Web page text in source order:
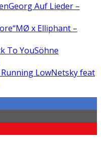
Georg Auf Lieder –
MØ x Elliphant –
Söhne
Netsky feat